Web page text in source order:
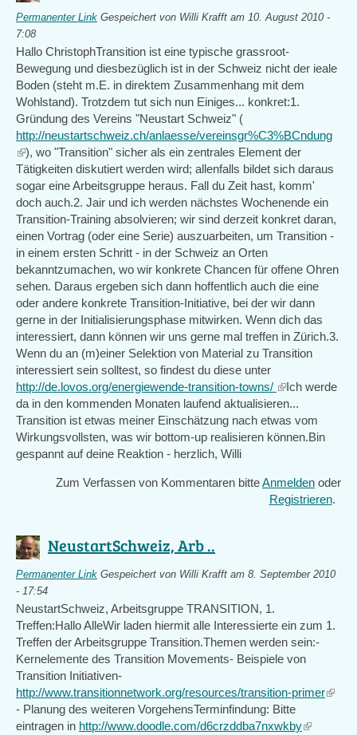
Permanenter Link Gespeichert von Willi Krafft am 10. August 2010 -
7:08
Hallo ChristophTransition ist eine typische grassroot-
Bewegung und diesbezüglich ist in der Schweiz nicht der ieale
Boden (steht m.E. in direktem Zusammenhang mit dem
Wohlstand). Trotzdem tut sich nun Einiges... konkret:1.
Gründung des Vereins "Neustart Schweiz" (
http://neustartschweiz.ch/anlaesse/vereinsgr%C3%BCndung
(link
is
external)
), wo "Transition" sicher als ein zentrales Element der
Tätigkeiten diskutiert werden wird; allenfalls bildet sich daraus
sogar eine Arbeitsgruppe heraus. Fall du Zeit hast, komm'
doch auch.2. Jair und ich werden nächstes Wochenende ein
Transition-Training absolvieren; wir sind derzeit konkret daran,
einen Vortrag (oder eine Serie) auszuarbeiten, um Transition -
in einem ersten Schritt - in der Schweiz an Orten
bekanntzumachen, wo wir konkrete Chancen für offene Ohren
sehen. Daraus ergeben sich dann hoffentlich auch die eine
oder andere konkrete Transition-Initiative, bei der wir dann
gerne in der Initialisierungsphase mitwirken. Wenn dich das
interessiert, dann können wir uns gerne mal treffen in Zürich.3.
Wenn du an (m)einer Selektion von Material zu Transition
interessiert sein solltest, so findest du diese unter
http://de.lovos.org/energiewende-transition-towns/ (link
is
external)
Ich werde
da in den kommenden Monaten laufend aktualisieren...
Transition ist etwas meiner Einschätzung nach etwas vom
Wirkungsvollsten, was wir bottom-up realisieren können.Bin
gespannt auf deine Reaktion - herzlich, Willi
Zum Verfassen von Kommentaren bitteAnmelden oder
Registrieren.
NeustartSchweiz, Arb ..
Permanenter Link Gespeichert von Willi Krafft am 8. September 2010
- 17:54
NeustartSchweiz, Arbeitsgruppe TRANSITION, 1.
Treffen:Hallo AlleWir laden hiermit alle Interessierte ein zum 1.
Treffen der Arbeitsgruppe Transition.Themen werden sein:-
Kernelemente des Transition Movements- Beispiele von
Transition Initiativen-
http://www.transitionnetwork.org/resources/transition-primer(link
- Planung des weiteren VorgehensTerminfindung: Bitte
eintragen in http://www.doodle.com/d6crzddba7nxwkby(link